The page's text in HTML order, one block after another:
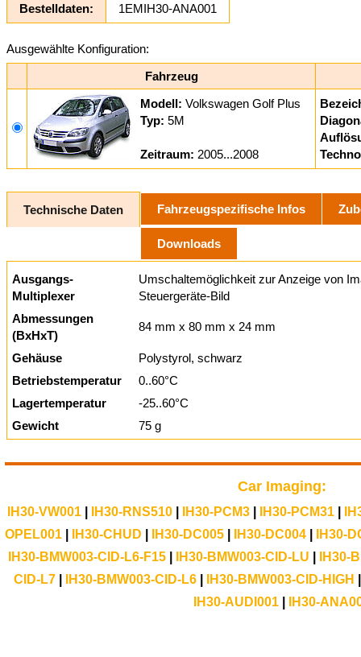
Bestelldaten: 1EMIH30-ANA001
Ausgewählte Konfiguration:
Fahrzeug
Modell: Volkswagen Golf Plus
Typ: 5M
Zeitraum: 2005...2008
Technische Daten Fahrzeugspezifische Infos
Downloads
Ausgangs-
Multiplexer
Umschaltemöglichkeit zur Anzeige von
Steuergeräte-Bild
Abmessungen
(BxHxT)
84 mm x 80 mm x 24 mm
Gehäuse
Polystyrol, schwarz
Betriebstemperatur
0..60°C
Lagertemperatur
-25..60°C
Gewicht
75 g
Car Imaging:
IH30-VW001| IH30-RNS510| IH30-PCM3| IH30-PCM31|
OPEL001
IH30-CHUD IH30-DC005 IH30-DC004
IH30-
IH30-BMW003-CID-L6-F15
IH30-BMW003-CID-LU
IH30-
CID-L7| IH30-BMW003-CID-L6| IH30-BMW003-CID-HIGH
IH30-AUDI001
IH30-